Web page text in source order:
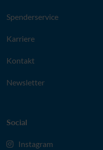
Spenderservice
Karriere
Kontakt
Newsletter
Social
Instagram